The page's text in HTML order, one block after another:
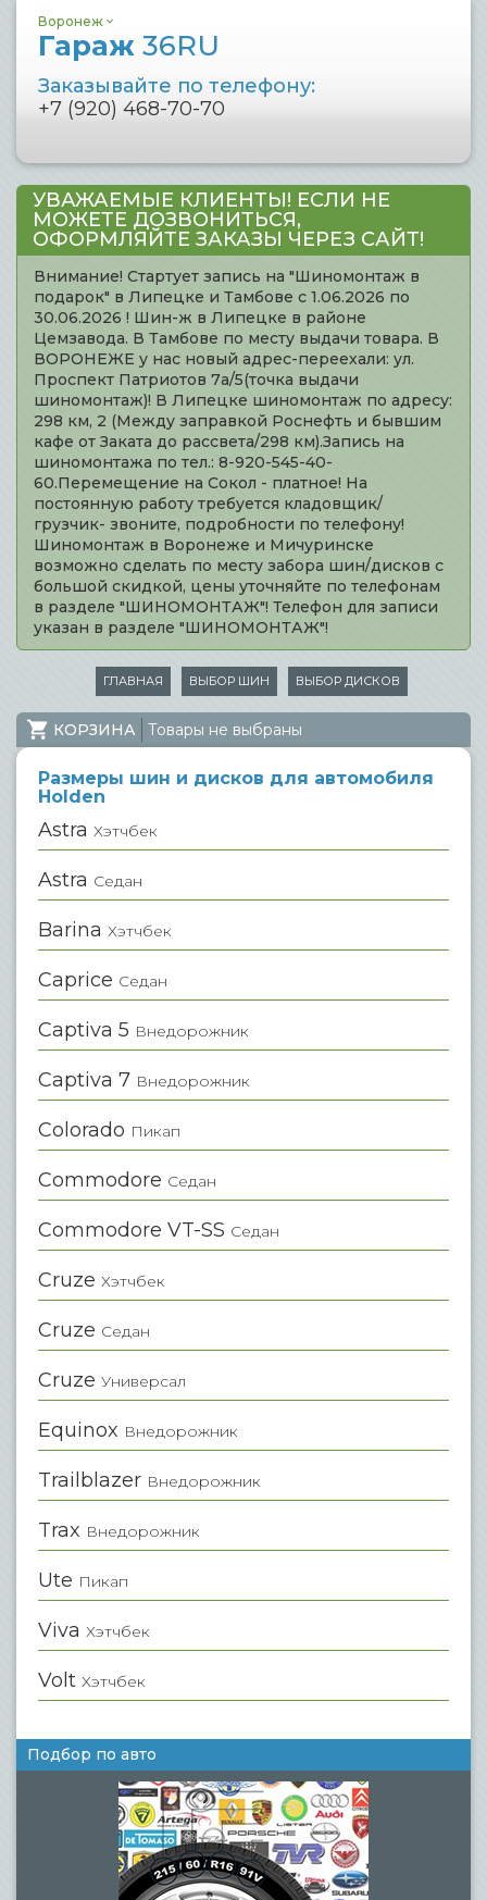
Воронеж
Гараж 36RU
Заказывайте по телефону:
+7 (920) 468-70-70
УВАЖАЕМЫЕ КЛИЕНТЫ! ЕСЛИ НЕ
МОЖЕТЕ ДОЗВОНИТЬСЯ,
ОФОРМЛЯЙТЕ ЗАКАЗЫ ЧЕРЕЗ САЙТ!
Внимание! Стартует запись на "Шиномонтаж в
подарок" в Липецке и Тамбове с 1.06.2026 по
30.06.2026 ! Шин-ж в Липецке в районе
Цемзавода. В Тамбове по месту выдачи товара. В
ВОРОНЕЖЕ у нас новый адрес-переехали: ул.
Проспект Патриотов 7а/5(точка выдачи
шиномонтаж)! В Липецке шиномонтаж по адресу:
298 км, 2 (Между заправкой Роснефть и бывшим
кафе от Заката до рассвета/298 км).Запись на
шиномонтажа по тел.: 8-920-545-40-
60.Перемещение на Сокол - платное! На
постоянную работу требуется кладовщик/
грузчик- звоните, подробности по телефону!
Шиномонтаж в Воронеже и Мичуринске
возможно сделать по месту забора шин/дисков с
большой скидкой, цены уточняйте по телефонам
в разделе "ШИНОМОНТАЖ"! Телефон для записи
указан в разделе "ШИНОМОНТАЖ"!
ГЛАВНАЯ ВЫБОР ШИН ВЫБОР ДИСКОВ
КОРЗИНА Товары не выбраны
Размеры шин и дисков для автомобиля
Holden
Astra Хэтчбек
Astra Седан
Barina Хэтчбек
Caprice Седан
Captiva 5 Внедорожник
Captiva 7 Внедорожник
Colorado Пикап
Commodore Седан
Commodore VT-SS Седан
Cruze Хэтчбек
Cruze Седан
Cruze Универсал
Equinox Внедорожник
Trailblazer Внедорожник
Trax Внедорожник
Ute Пикап
Viva Хэтчбек
Volt Хэтчбек
Подбор по авто